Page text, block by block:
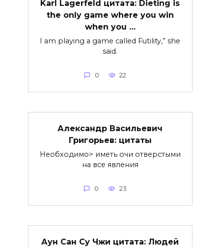
Karl Lagerfeld цитата: Dieting is
the only game where you win
when you …
I am playing a game called Futility,” she
said.
0 22
Александр Васильевич
Григорьев: цитаты
Необходимо> иметь очи отверстыми
на все явления
0 23
Аун Сан Су Чжи цитата: Людей